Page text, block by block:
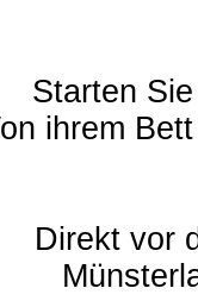
Starten
ihrem
Direkt vor